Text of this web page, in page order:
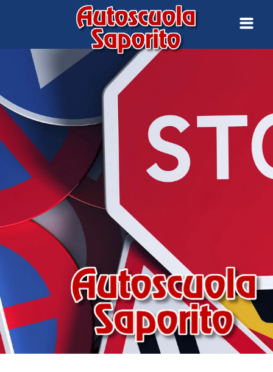
Servizi
Mission
Contatti